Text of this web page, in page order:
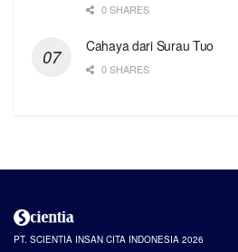
0 SHARES
Cahaya dari Surau Tuo
0 SHARES
PT. SCIENTIA INSAN CITA INDONESIA 2026